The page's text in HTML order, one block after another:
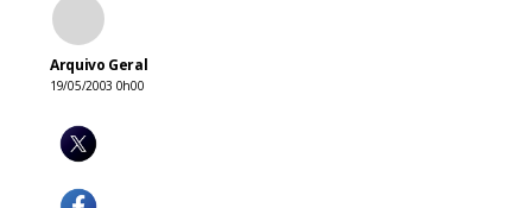
Arquivo Geral
19/05/2003 0h00